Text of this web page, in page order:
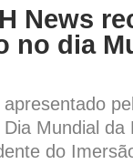
News
no dia
Mundial da
do